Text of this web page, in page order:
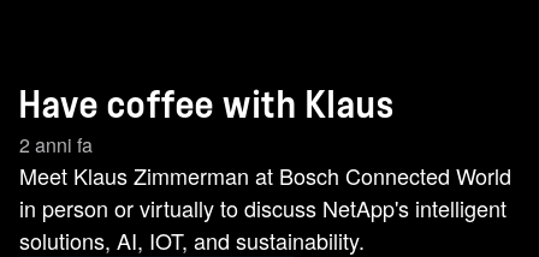
Have coffee with Klaus
2 anni fa
Meet Klaus Zimmerman at Bosch Connected World
in person or virtually to discuss NetApp's intelligent
solutions, AI, IOT, and sustainability.